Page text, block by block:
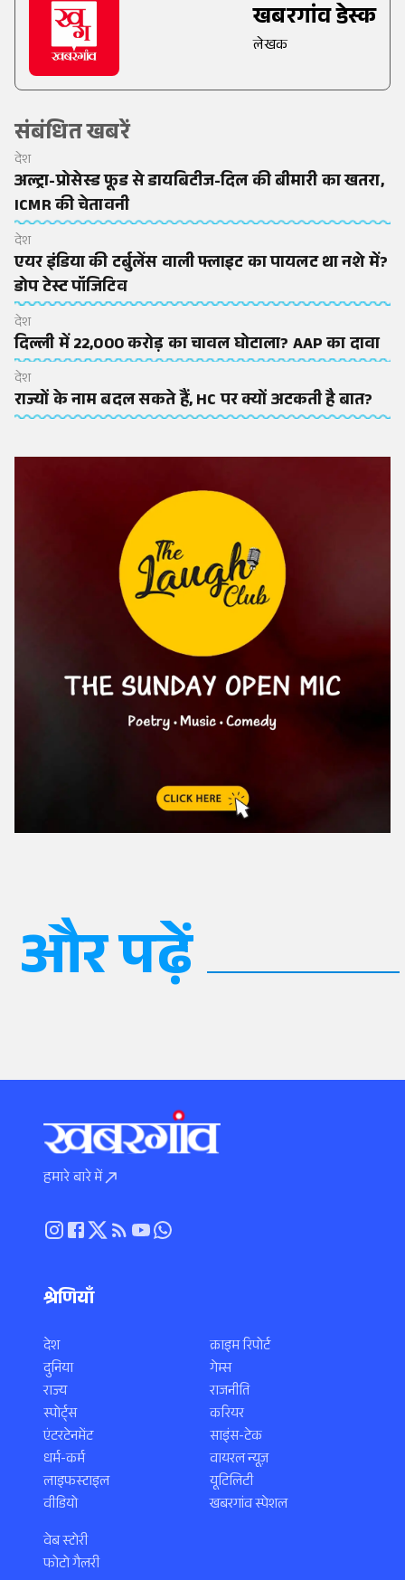
खबरगांव डेस्क
लेखक
संबंधित खबरें
देश
अल्ट्रा-प्रोसेस्ड फूड से डायबिटीज-दिल की बीमारी का खतरा,
ICMR की चेतावनी
देश
एयर इंडिया की टर्बुलेंस वाली फ्लाइट का पायलट था नशे में?
डोप टेस्ट पॉजिटिव
देश
दिल्ली में 22,000 करोड़ का चावल घोटाला? AAP का दावा
देश
राज्यों के नाम बदल सकते हैं, HC पर क्यों अटकती है बात?
और पढ़ें
हमारे बारे में
श्रेणियाँ
देश
दुनिया
राज्य
स्पोर्ट्स
एंटरटेनमेंट
धर्म-कर्म
लाइफस्टाइल
वीडियो
क्राइम रिपोर्ट
गेम्स
राजनीति
करियर
साइंस-टेक
वायरल न्यूज़
यूटिलिटी
खबरगांव स्पेशल
वेब स्टोरी
फोटो गैलरी